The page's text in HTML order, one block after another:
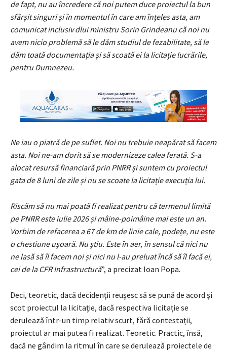
de fapt, nu au încredere că noi putem duce proiectul la bun
sfârșit singuri și în momentul în care am înțeles asta, am
comunicat inclusiv dlui ministru Sorin Grindeanu că noi nu
avem nicio problemă să le dăm studiul de fezabilitate, să le
dăm toată documentația și să scoată ei la licitație lucrările,
pentru Dumnezeu.
Ne iau o piatră de pe suflet. Noi nu trebuie neapărat să facem
asta. Noi ne-am dorit să se modernizeze calea ferată. S-a
alocat resursă financiară prin PNRR și suntem cu proiectul
gata de 8 luni de zile și nu se scoate la licitație execuția lui.
Riscăm să nu mai poată fi realizat pentru că termenul limită
pe PNRR este iulie 2026 și mâine-poimâine mai este un an.
Vorbim de refacerea a 67 de km de linie cale, podețe, nu este
o chestiune ușoară. Nu știu. Este în aer, în sensul că nici nu
ne lasă să îl facem noi și nici nu l-au preluat încă să îl facă ei,
cei de la CFR Infrastructură”, a precizat Ioan Popa.
Deci, teoretic, dacă decidenții reușesc să se pună de acord și
scot proiectul la licitație, dacă respectiva licitație se
derulează într-un timp relativ scurt, fără contestații,
proiectul ar mai putea fi realizat. Teoretic. Practic, însă,
dacă ne gândim la ritmul în care se derulează proiectele de